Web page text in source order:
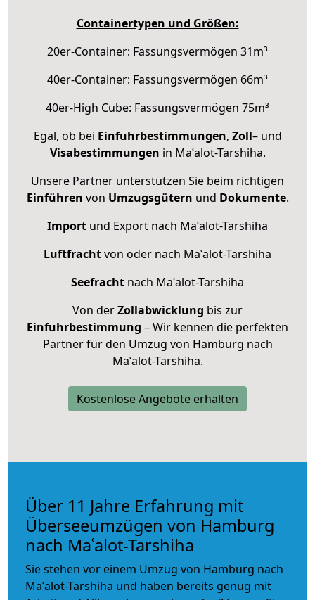
Containertypen und Größen:
20er-Container: Fassungsvermögen 31m³
40er-Container: Fassungsvermögen 66m³
40er-High Cube: Fassungsvermögen 75m³
Egal, ob bei Einfuhrbestimmungen, Zoll– und
Visabestimmungen in Maʿalot-Tarshiha.
Unsere Partner unterstützen Sie beim richtigen
Einführen von Umzugsgütern und Dokumente.
Import und Export nach Maʿalot-Tarshiha
Luftfrachtvon oder nach Maʿalot-Tarshiha
Seefracht nach Maʿalot-Tarshiha
Von derZollabwicklung bis zur
Einfuhrbestimmung – Wir kennen die perfekten
Partner für den Umzug von Hamburg nach
Maʿalot-Tarshiha.
Kostenlose Angebote erhalten
Über 11 Jahre Erfahrung mit
Überseeumzügen von Hamburg
nach Maʿalot-Tarshiha
Sie stehen vor einem Umzug von Hamburg nach
Maʿalot-Tarshiha und haben bereits genug mit